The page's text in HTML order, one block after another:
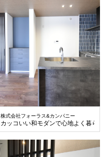
株式会社フォーラス&カンパニー
カッコいい和モダンで心地よく暮らす